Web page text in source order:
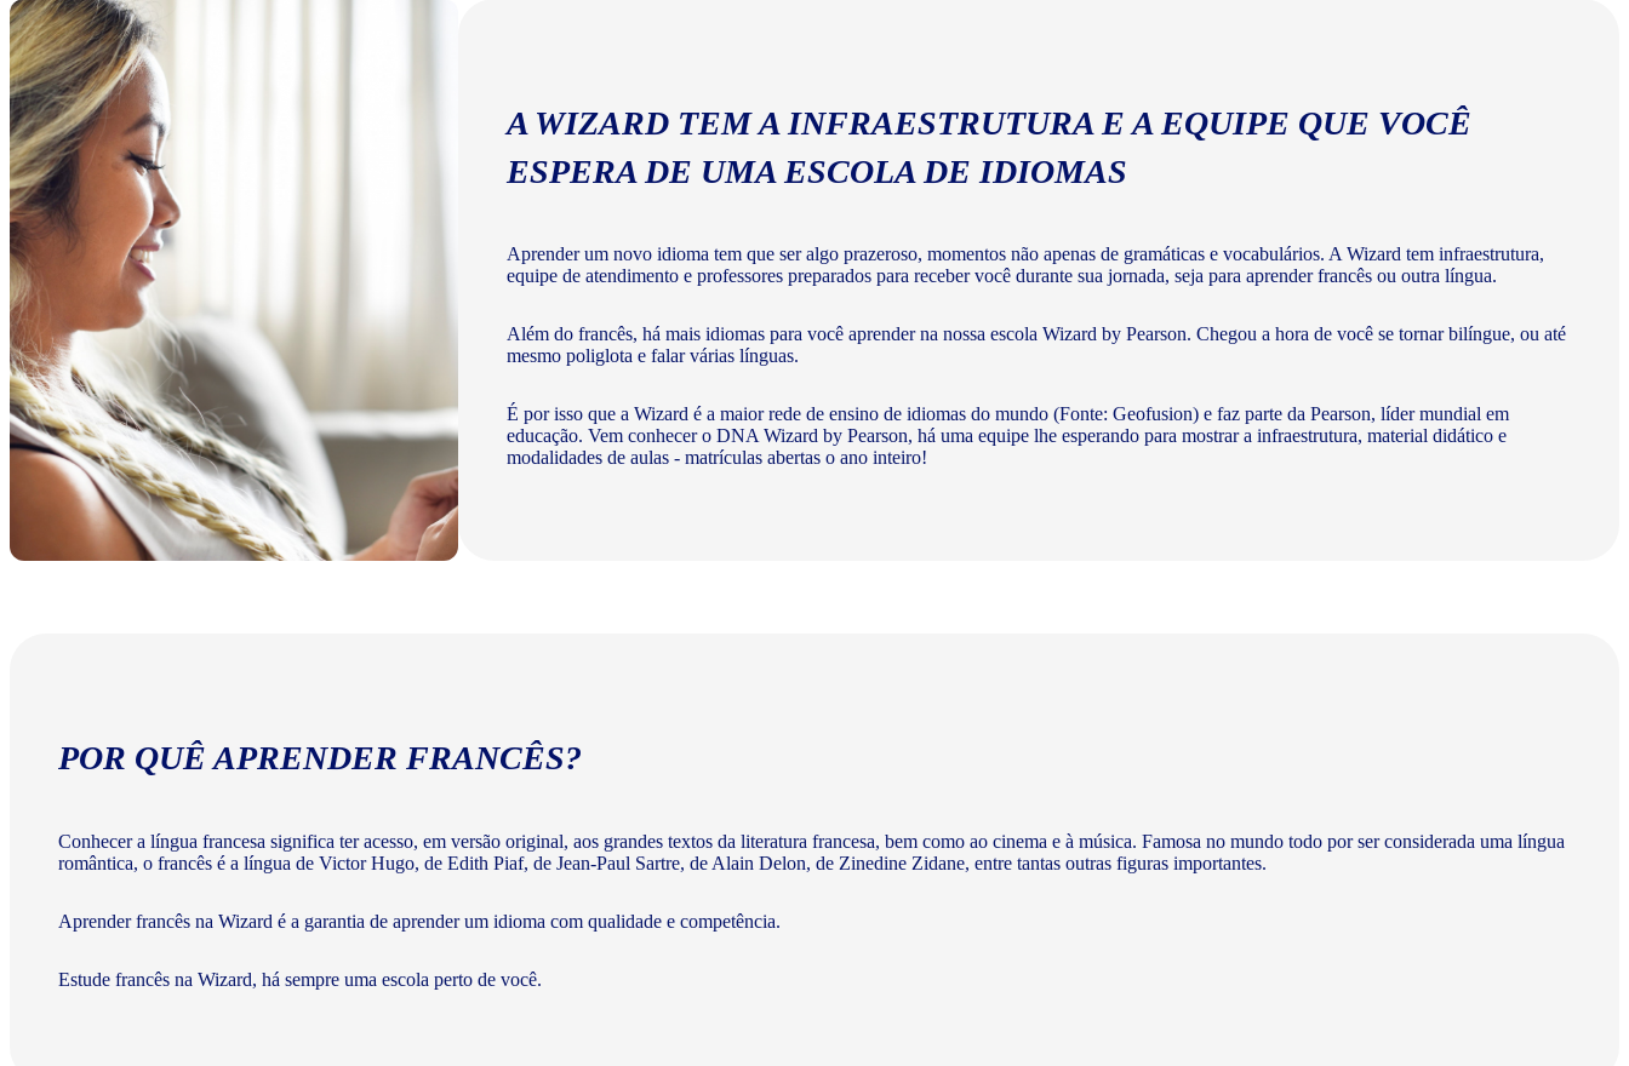
A WIZARD TEM A INFRAESTRUTURA E A EQUIPE QUE VOCÊ
ESPERA DE UMA ESCOLA DE IDIOMAS
Aprender um novo idioma tem que ser algo prazeroso, momentos não apenas de gramáticas e vocabulários. A Wizard tem infraestrutura,
equipe de atendimento e professores preparados para receber você durante sua jornada, seja para aprender francês ou outra língua.
Além do francês, há mais idiomas para você aprender na nossa escola Wizard by Pearson. Chegou a hora de você se tornar bilíngue, ou até
mesmo poliglota e falar várias línguas.
É por isso que a Wizard é a maior rede de ensino de idiomas do mundo (Fonte: Geofusion) e faz parte da Pearson, líder mundial em
educação. Vem conhecer o DNA Wizard by Pearson, há uma equipe lhe esperando para mostrar a infraestrutura, material didático e
modalidades de aulas - matrículas abertas o ano inteiro!
POR QUÊ APRENDER FRANCÊS?
Conhecer a língua francesa significa ter acesso, em versão original, aos grandes textos da literatura francesa, bem como ao cinema e à música. Famosa no mundo todo por ser considerada uma língua
romântica, o francês é a língua de Victor Hugo, de Edith Piaf, de Jean-Paul Sartre, de Alain Delon, de Zinedine Zidane, entre tantas outras figuras importantes.
Aprender francês na Wizard é a garantia de aprender um idioma com qualidade e competência.
Estude francês na Wizard, há sempre uma escola perto de você.